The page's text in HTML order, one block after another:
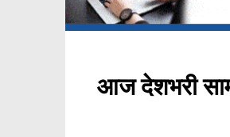
आज देशभरी